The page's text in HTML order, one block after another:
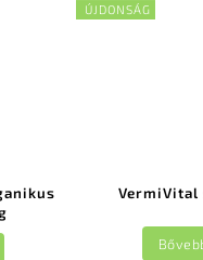
ÚJDONSÁG
VermiVital